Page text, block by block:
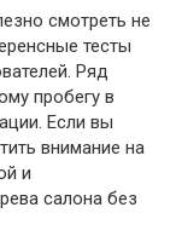
смотреть не
тесты
Ряд
пробегу в
Если вы
внимание на
и
салона без